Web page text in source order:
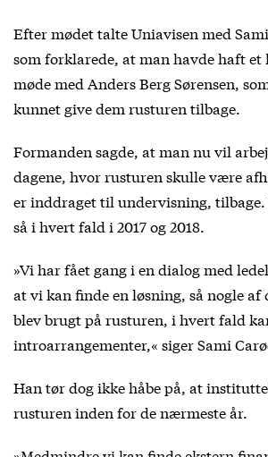
Efter mødet talte Uniavisen med
som forklarede, at man havde haft
møde med Anders Berg Sørensen,
kunnet give dem rusturen tilbage.
Formanden sagde, at man nu vil
dagene, hvor rusturen skulle være
er inddraget til undervisning, tilbage.
så i hvert fald i 2017 og 2018.
»Vi har fået gang i en dialog med
at vi kan finde en løsning, så nogle af
blev brugt på rusturen, i hvert fald
introarrangementer,« siger Sami
Han tør dog ikke håbe på, at
rusturen inden for de nærmeste år.